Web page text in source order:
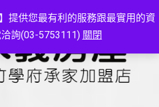
提供您最有利的服務跟最實用的資
詢(03-5753111) 關閉